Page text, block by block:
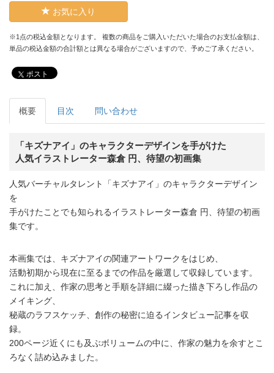
お気に入り
※1点の税込金額となります。 複数の商品をご購入いただいた場合のお支払金額は、
単品の税込金額の合計額とは異なる場合がございますので、予めご了承ください。
ポスト
概要 目次 問い合わせ
「キズナアイ」のキャラクターデザインを手がけた
人気イラストレーター森倉 円、待望の初画集
人気バーチャルタレント「キズナアイ」のキャラクターデザイン
を
手がけたことでも知られるイラストレーター森倉 円、待望の初画
集です。
本画集では、キズナアイの関連アートワークをはじめ、
活動初期から現在に至るまでの作品を厳選して収録しています。
これに加え、作家の思考と手順を詳細に綴った描き下ろし作品の
メイキング、
秘蔵のラフスケッチ、創作の秘密に迫るインタビュー記事を収
録。
200ページ近くにも及ぶボリュームの中に、作家の魅力を余すとこ
ろなく詰め込みました。